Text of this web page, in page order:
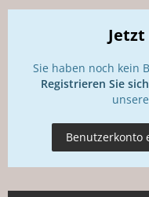
Sie haben noch kein
Registrieren Sie
Benutzerkonto